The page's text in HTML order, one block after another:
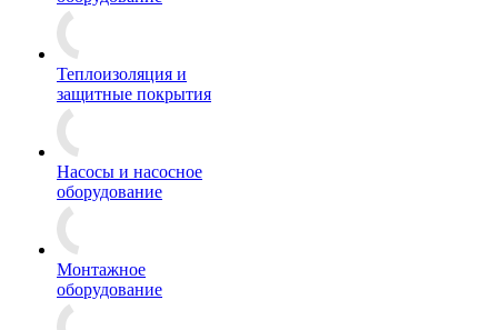
Теплоизоляция и
защитные покрытия
Насосы и насосное
оборудование
Монтажное
оборудование